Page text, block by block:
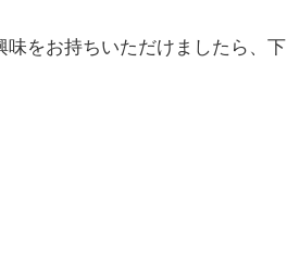
をお持ちいただけましたら、下